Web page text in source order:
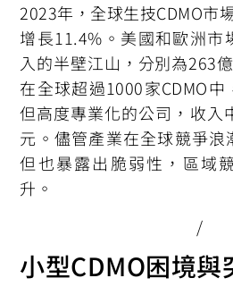
2023年，全球生技CDMO市
增長11.4%。美國和歐洲市
入的半壁江山，分別為263
在全球超過1000家CDMO
但高度專業化的公司，收入
元。儘管產業在全球競爭浪
但也暴露出脆弱性，區域
升。
/
小型CDMO困境與